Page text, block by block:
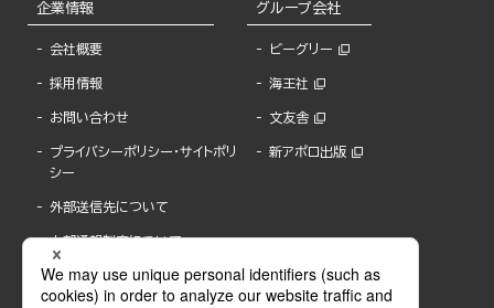
企業情報
会社概要
採用情報
お問い合わせ
プライバシーポリシー・サイトポリ
シー
外部送信先について
内部通報制度について
グループ会社
ビーグリー
海王社
文友舎
新アポロ出版